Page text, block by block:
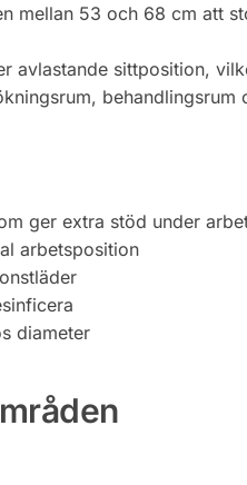
mellan 53 och 68 cm att
avlastande sittposition,
behandlingsrum
ger extra stöd under
arbetsposition
diameter